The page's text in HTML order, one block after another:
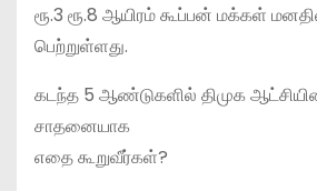
ரூ.3 ரூ.8 ஆயிரம் கூப்பன் மக்கள்
பெற்றுள்ளது.
கடந்த 5 ஆண்டுகளில் திமுக
சாதனையாக
எதை கூறுவீர்கள்?